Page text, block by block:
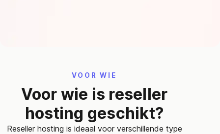
VOOR WIE
Voor wie is reseller
hosting geschikt?
Reseller hosting is ideaal voor verschillende type